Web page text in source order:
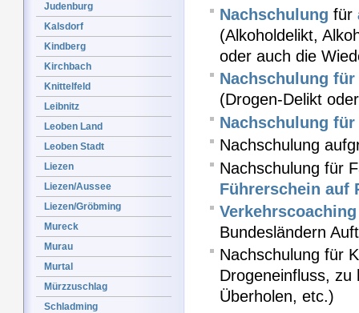
Judenburg
Kalsdorf
Kindberg
Kirchbach
Knittelfeld
Leibnitz
Leoben Land
Leoben Stadt
Liezen
Liezen/Aussee
Liezen/Gröbming
Mureck
Murau
Murtal
Mürzzuschlag
Schladming
Nachschulung für
(Alkoholdelikt,
oder auch die
Nachschulung
(Drogen-Delikt
Nachschulung
Nachschulung
Nachschulung für
Führerschein auf
Verkehrscoaching
Bundesländern
Nachschulung für
Drogeneinfluss, zu
Überholen, etc.)